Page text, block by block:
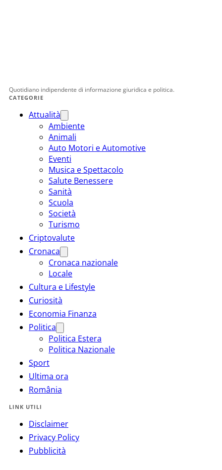
Quotidiano indipendente di informazione giuridica e politica.
CATEGORIE
Attualità
Ambiente
Animali
Auto Motori e Automotive
Eventi
Musica e Spettacolo
Salute Benessere
Sanità
Scuola
Società
Turismo
Criptovalute
Cronaca
Cronaca nazionale
Locale
Cultura e Lifestyle
Curiosità
Economia Finanza
Politica
Politica Estera
Politica Nazionale
Sport
Ultima ora
România
LINK UTILI
Disclaimer
Privacy Policy
Pubblicità